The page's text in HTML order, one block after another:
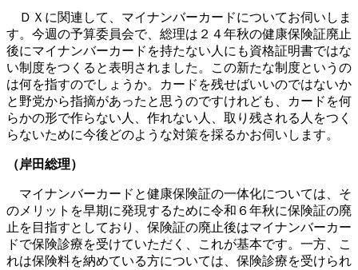
ＤＸに関連して、マイナンバーカードについてお伺いしま
す。今週の予算委員会で、総理は２４年秋の健康保険証廃止
後にマイナンバーカードを持たない人にも資格証明書ではな
い制度をつくると表明されました。この新たな制度というの
は何を指すのでしょうか。カードを残せばいいのではないか
と野党から指摘があったと思うのですけれども、カードを何
らかの形で作らない人、作れない人、取り残される人をつく
らないために今後どのような対策を採るかお伺いします。
（岸田総理）
マイナンバーカードと健康保険証の一体化については、そ
のメリットを早期に発現するために令和６年秋に保険証の廃
止を目指すとしており、保険証の廃止後はマイナンバーカー
ドで保険診療を受けていただく、これが基本です。一方、こ
れは保険料を納めている方については、保険診療を受けられ